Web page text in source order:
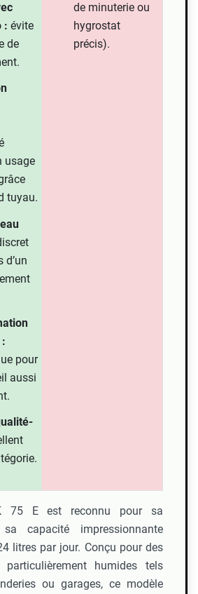
: évite
de
usage
tuyau.
d’un
pour
aussi
de minuterie ou
hygrostat
précis).
75 E est reconnu pour sa
capacité impressionnante
litres par jour. Conçu pour des
particulièrement humides tels
ou garages, ce modèle